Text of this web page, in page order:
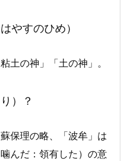
やすのひめ）
土の神」「土の神」。
）？
保理の略、「波牟」は
んだ：領有した）の意